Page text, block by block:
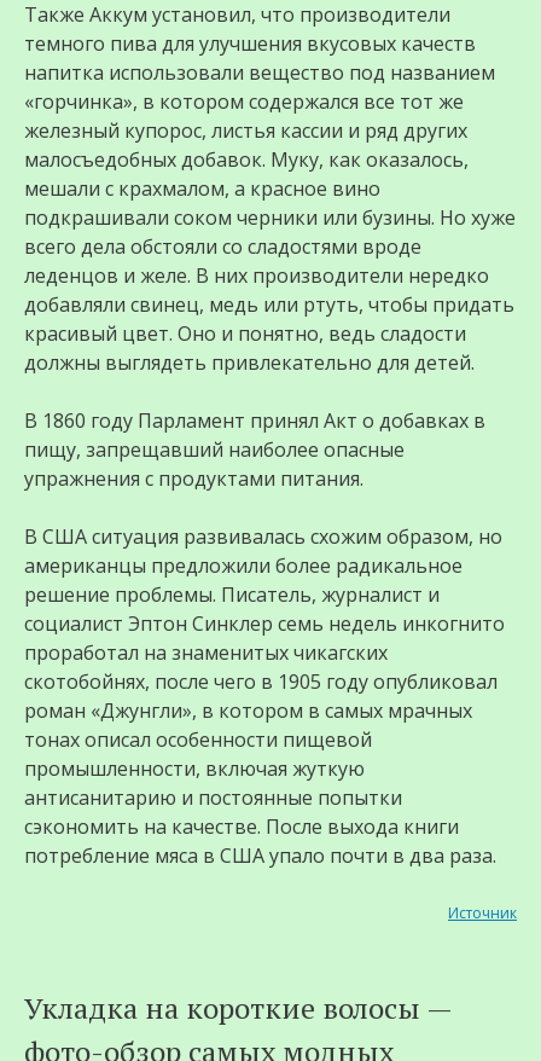
Также Аккум установил, что производители
темного пива для улучшения вкусовых качеств
напитка использовали вещество под названием
«горчинка», в котором содержался все тот же
железный купорос, листья кассии и ряд других
малосъедобных добавок. Муку, как оказалось,
мешали с крахмалом, а красное вино
подкрашивали соком черники или бузины. Но хуже
всего дела обстояли со сладостями вроде
леденцов и желе. В них производители нередко
добавляли свинец, медь или ртуть, чтобы придать
красивый цвет. Оно и понятно, ведь сладости
должны выглядеть привлекательно для детей.
В 1860 году Парламент принял Акт о добавках в
пищу, запрещавший наиболее опасные
упражнения с продуктами питания.
В США ситуация развивалась схожим образом, но
американцы предложили более радикальное
решение проблемы. Писатель, журналист и
социалист Эптон Синклер семь недель инкогнито
проработал на знаменитых чикагских
скотобойнях, после чего в 1905 году опубликовал
роман «Джунгли», в котором в самых мрачных
тонах описал особенности пищевой
промышленности, включая жуткую
антисанитарию и постоянные попытки
сэкономить на качестве. После выхода книги
потребление мяса в США упало почти в два раза.
Источник
Укладка на короткие волосы —
фото-обзор самых модных